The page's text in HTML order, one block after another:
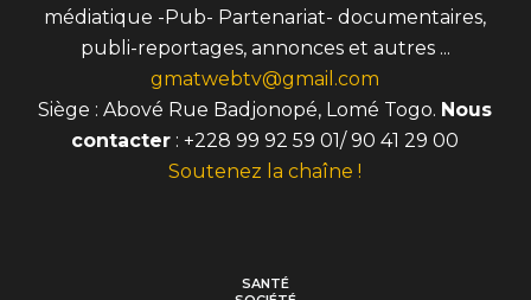
médiatique -Pub- Partenariat- documentaires,
publi-reportages, annonces et autres ...
gmatwebtv@gmail.com
Siège : Abové Rue Badjonopé, Lomé Togo. Nous
contacter : +228 99 92 59 01/ 90 41 29 00
Soutenez la chaîne !
SANTÉ